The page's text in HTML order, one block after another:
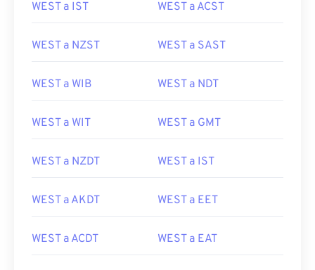
WEST a IST WEST a ACST
WEST a NZST WEST a SAST
WEST a WIB WEST a NDT
WEST a WIT WEST a GMT
WEST a NZDT WEST a IST
WEST a AKDT WEST a EET
WEST a ACDT WEST a EAT